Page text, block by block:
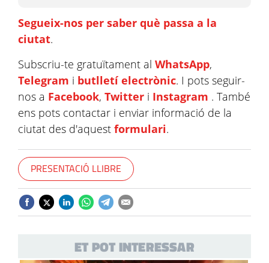
Segueix-nos per saber què passa a la
ciutat.
Subscriu-te gratuïtament al WhatsApp,
Telegram i butlletí electrònic. I pots seguir-
nos a Facebook, Twitter i Instagram . També
ens pots contactar i enviar informació de la
ciutat des d'aquest formulari.
PRESENTACIÓ LLIBRE
ET POT INTERESSAR